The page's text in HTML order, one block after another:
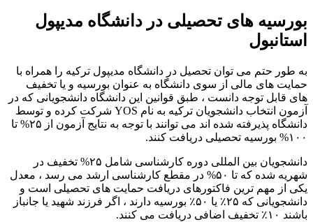
بورسیه های تحصیلی در دانشگاه مدیپول
استانبول
به طور حتم می توان تحصیل در دانشگاه مدیپول ترکیه را همراه با
حمایت های مالی از سوی دانشگاه به عنوان بورسیه و یا تخفیف
های قابل توجه دانست ، طبق قوانین این دانشگاه دانشجویانی که در
آزمون انتخاب دانشجویان ترکیه به نام YOS شرکت کرده و توسط
دانشگاه پذیرفته شده اند می توانند با توجه به نتایج آزمون از ۲۵% تا
۱۰۰% بورسیه تحصیلی دریافت کنند.
دانشجویان بین المللی دوره کارشناسی شامل ۲۵% تخفیف در
شهریه شده که تا ۵۰% در مقطع کارشناسی ارشد می رسد ، معدل
یکی از مهم ترین فاکتورهای دریافت حمایت های تحصیلی است و
دانشجویانی که ۲۵٪ یا ۵۰٪ بورسیه دارند ، اگر فرزند شهید یا جانباز
باشند ۱۰٪ تخفیف اضافی دریافت می کنند.